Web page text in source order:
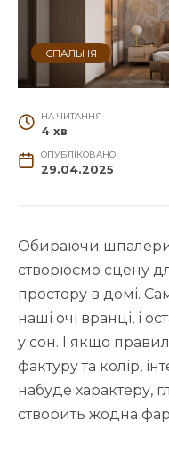
СПАЛЬНЯ
НА ЧИТАННЯ
4 хв
ОПУБЛІКОВАНО
29.04.2025
Обираючи шпалери
створюємо сцену
простору в домі.
наші очі вранці, і
у сон. І якщо
фактуру та колір,
набуде характеру,
створить жодна